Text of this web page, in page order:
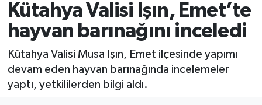
Kütahya Valisi Işın, Emet’te
hayvan barınağını inceledi
Kütahya Valisi Musa Işın, Emet ilçesinde yapımı
devam eden hayvan barınağında incelemeler
yaptı, yetkililerden bilgi aldı.
Bölge
Çavdarhisar
Domaniç
Son Dakika Haberleri
Haber Arşivi